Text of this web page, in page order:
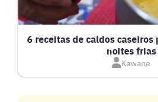
6 receitas de caldos caseiros
noites frias
Kawane